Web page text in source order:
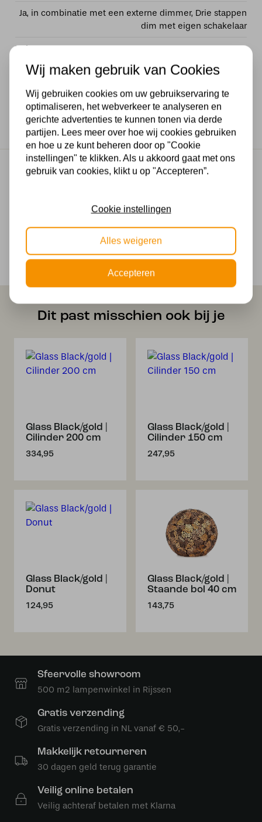
Ja, in combinatie met een externe dimmer, Drie stappen
dim met eigen schakelaar
Voltage
Wattage
40 watt
Gratis verzending
Makkelijk retourneren
Veilig online betalen
Dit past misschien ook bij je
Glass Black/gold |
Cilinder 200 cm
334,95
Glass Black/gold |
Cilinder 150 cm
247,95
Glass Black/gold |
Donut
124,95
Glass Black/gold |
Staande bol 40 cm
143,75
Sfeervolle showroom
500 m2 lampenwinkel in Rijssen
Gratis verzending
Gratis verzending in NL vanaf € 50,-
Makkelijk retourneren
30 dagen geld terug garantie
Veilig online betalen
Veilig achteraf betalen met Klarna
Wij maken gebruik van Cookies
Wij gebruiken cookies om uw gebruikservaring te
optimaliseren, het webverkeer te analyseren en
gerichte advertenties te kunnen tonen via derde
partijen. Lees meer over hoe wij cookies gebruiken
en hoe u ze kunt beheren door op "Cookie
instellingen" te klikken. Als u akkoord gaat met ons
gebruik van cookies, klikt u op "Accepteren”.
Cookie instellingen
Alles weigeren
Accepteren